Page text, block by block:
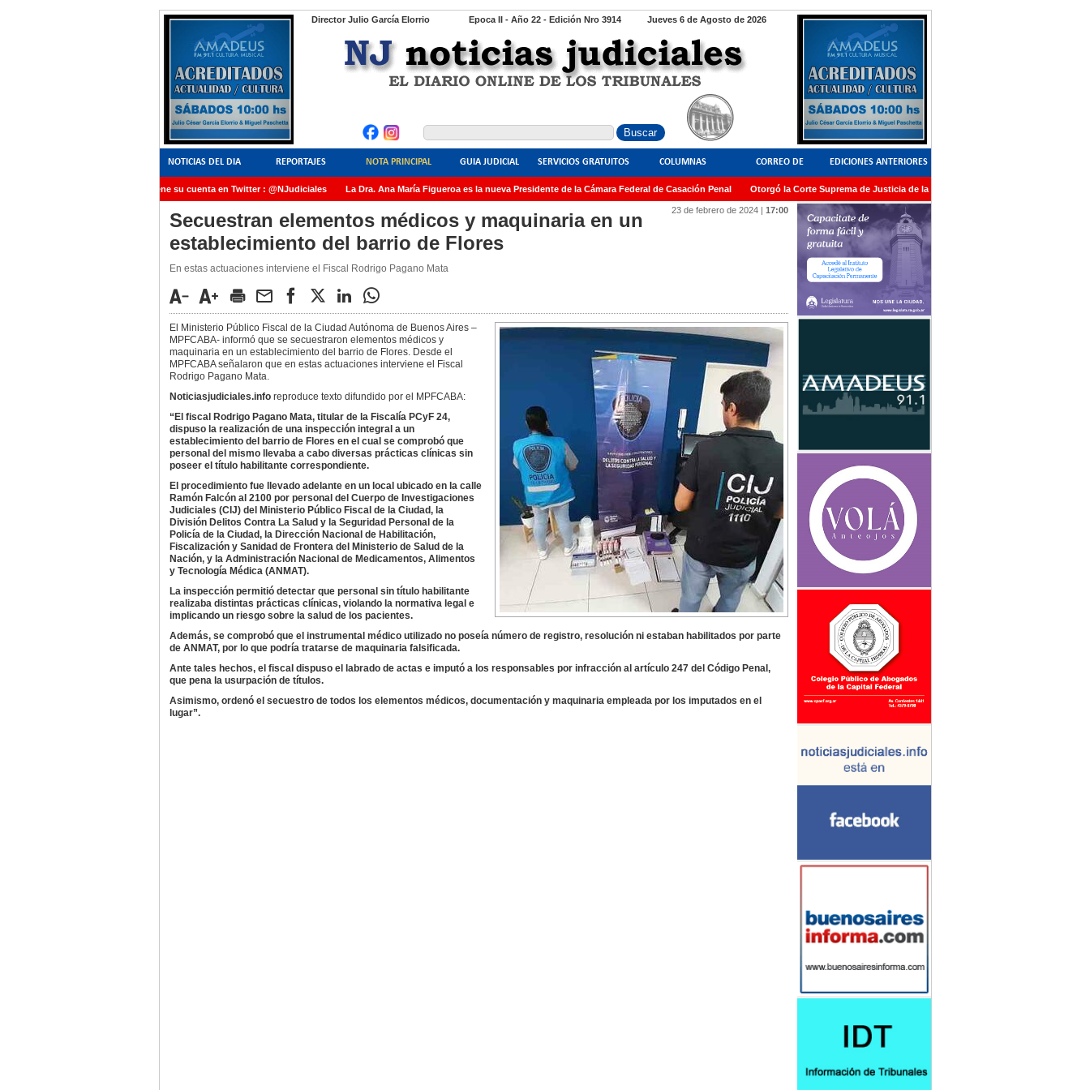
Director Julio García Elorrio Jueves 6 de Agosto de 2026
Epoca II - Año 22 - Edición Nro 3914
NOTICIAS DEL DIA REPORTAJES NOTA PRINCIPAL GUIA JUDICIAL SERVICIOS GRATUITOS COLUMNAS CORREO DE
LECTORES
EDICIONES ANTERIORES
NoticiasJudiciales.INFO tiene su cuenta en Twitter : @NJudiciales La Dra. Ana María Figueroa es la nueva Presidente de la Cámara Federal de Casación Penal Otorgó la Corte Suprema de Justicia de la Nación una medalla al Dr. Raul
AMIA quedó radicada ante el Juez Daniel Rafecas 23 de febrero de 2024| 17:00
Secuestran elementos médicos y maquinaria en un
establecimiento del barrio de Flores
En estas actuaciones interviene el Fiscal Rodrigo Pagano Mata
El Ministerio Público Fiscal de la Ciudad Autónoma de Buenos Aires –
MPFCABA- informó que se secuestraron elementos médicos y
maquinaria en un establecimiento del barrio de Flores. Desde el
MPFCABA señalaron que en estas actuaciones interviene el Fiscal
Rodrigo Pagano Mata.
Noticiasjudiciales.inforeproduce texto difundido por el MPFCABA:
“El fiscal Rodrigo Pagano Mata, titular de la Fiscalía PCyF 24,
dispuso la realización de una inspección integral a un
establecimiento del barrio de Flores en el cual se comprobó que
personal del mismo llevaba a cabo diversas prácticas clínicas sin
poseer el título habilitante correspondiente.
El procedimiento fue llevado adelante en un local ubicado en la calle
Ramón Falcón al 2100 por personal del Cuerpo de Investigaciones
Judiciales (CIJ) del Ministerio Público Fiscal de la Ciudad, la
División Delitos Contra La Salud y la Seguridad Personal de la
Policía de la Ciudad, la Dirección Nacional de Habilitación,
Fiscalización y Sanidad de Frontera del Ministerio de Salud de la
Nación, y la Administración Nacional de Medicamentos, Alimentos
y Tecnología Médica (ANMAT).
La inspección permitió detectar que personal sin título habilitante
realizaba distintas prácticas clínicas, violando la normativa legal e
implicando un riesgo sobre la salud de los pacientes.
Además, se comprobó que el instrumental médico utilizado no poseía número de registro, resolución ni estaban habilitados por parte
de ANMAT, por lo que podría tratarse de maquinaria falsificada.
Ante tales hechos, el fiscal dispuso el labrado de actas e imputó a los responsables por infracción al artículo 247 del Código Penal,
que pena la usurpación de títulos.
Asimismo, ordenó el secuestro de todos los elementos médicos, documentación y maquinaria empleada por los imputados en el
lugar”.